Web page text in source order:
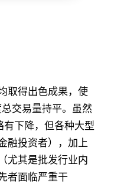
取得出色成果，使
交易量持平。虽然
有下降，但各种大型
融投资者），加上
尤其是批发行业内
者面临严重干